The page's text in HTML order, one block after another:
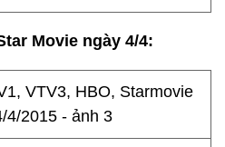
Movie ngày 4/4: